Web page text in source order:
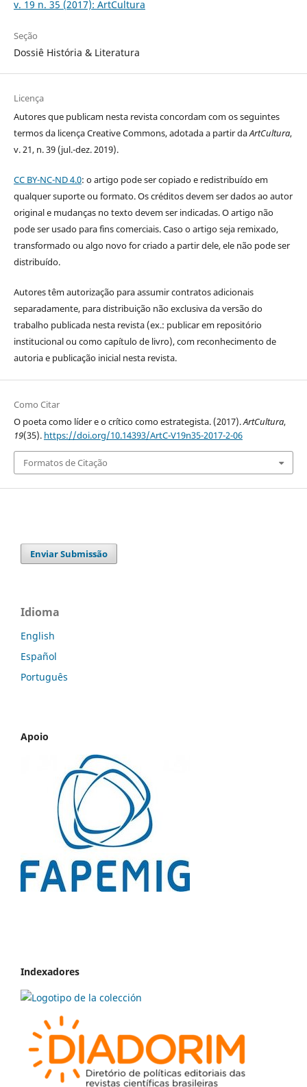
v. 19 n. 35 (2017): ArtCultura
Seção
Dossiê História & Literatura
Licença
Autores que publicam nesta revista concordam com os seguintes
termos da licença Creative Commons, adotada a partir daArtCultura,
v. 21, n. 39 (jul.-dez. 2019).
CC BY-NC-ND 4.0: o artigo pode ser copiado e redistribuído em
qualquer suporte ou formato. Os créditos devem ser dados ao autor
original e mudanças no texto devem ser indicadas. O artigo não
pode ser usado para fins comerciais. Caso o artigo seja remixado,
transformado ou algo novo for criado a partir dele, ele não pode ser
distribuído.
Autores têm autorização para assumir contratos adicionais
separadamente, para distribuição não exclusiva da versão do
trabalho publicada nesta revista (ex.: publicar em repositório
institucional ou como capítulo de livro), com reconhecimento de
autoria e publicação inicial nesta revista.
Como Citar
O poeta como líder e o crítico como estrategista. (2017).ArtCultura,
19(35). https://doi.org/10.14393/ArtC-V19n35-2017-2-06
Formatos de Citação
Enviar Submissão
Idioma
English
Español
Português
Apoio
Indexadores